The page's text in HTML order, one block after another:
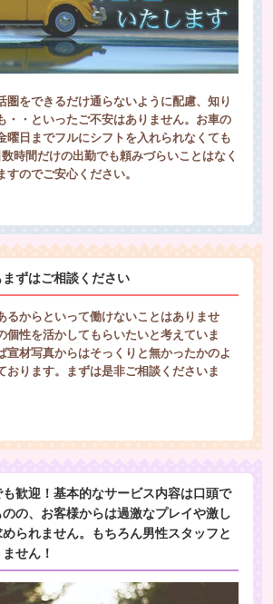
圏をできるだけ通らないように配慮、知り
・・といったご不安はありません。お車の
曜日までフルにシフトを入れられなくても
時間だけの出勤でも頼みづらいことはなく
のでご安心ください。
ずはご相談ください
るからといって働けないことはありませ
個性を活かしてもらいたいと考えていま
宣材写真からはそっくりと無かったかのよ
おります。まずは是非ご相談くださいま
歓迎！基本的なサービス内容は口頭で
の、お客様からは過激なプレイや激し
られません。もちろん男性スタッフと
せん！